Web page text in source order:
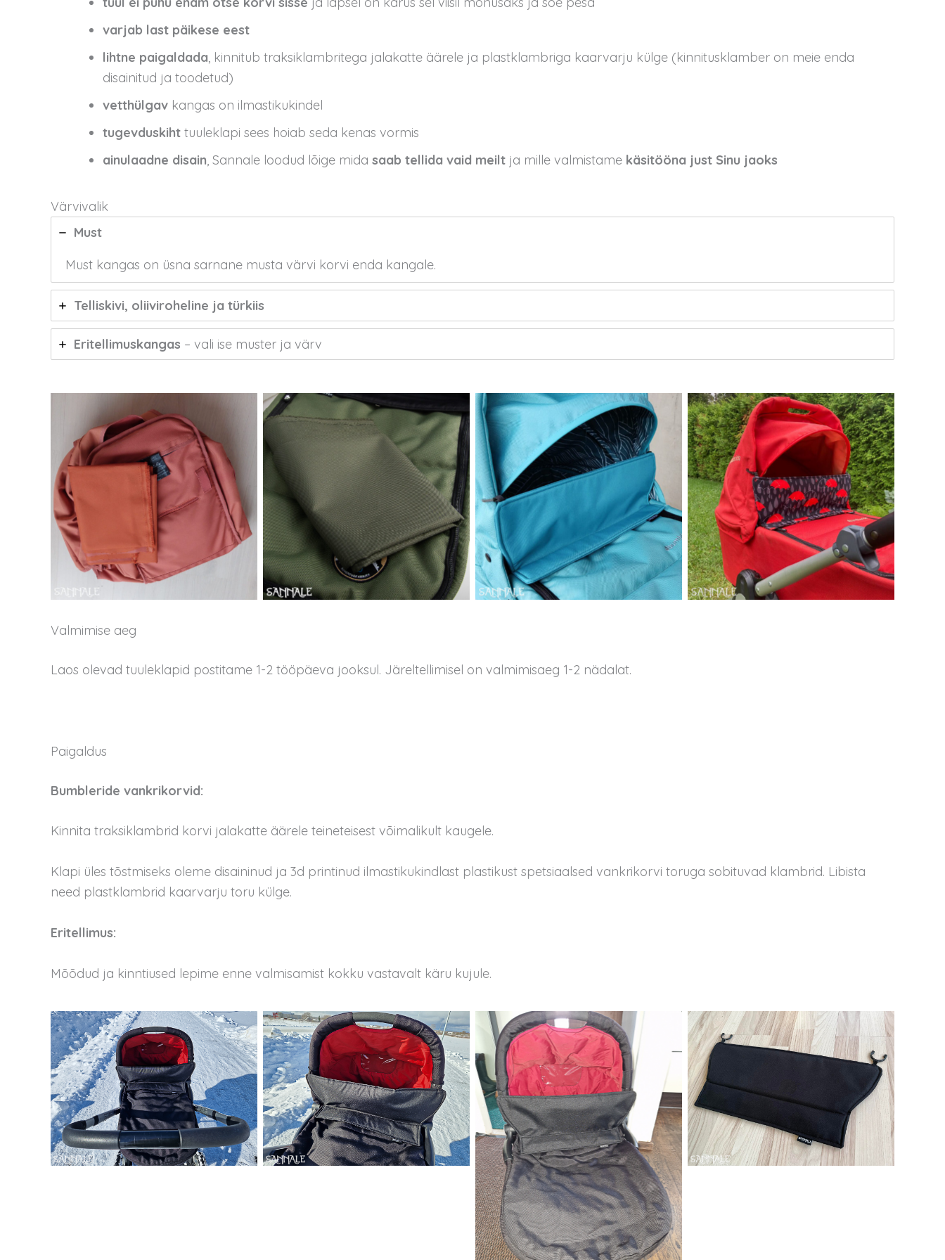
varjab last päikese eest
lihtne paigaldada, kinnitub traksiklambritega jalakatte äärele ja plastklambriga kaarvarju külge (kinnitusklamber on meie enda
disainitud ja toodetud)
vetthülgav kangas on ilmastikukindel
tugevduskiht tuuleklapi sees hoiab seda kenas vormis
ainulaadne disain, Sannale loodud lõige mida saab tellida vaid meilt ja mille valmistame käsitööna just Sinu jaoks
Värvivalik
Must
Must kangas on üsna sarnane musta värvi korvi enda kangale.
Telliskivi, oliiviroheline ja türkiis
Eritellimuskangas – vali ise muster ja värv
Telliskivi Oliiviroheline
Eritellimusel saad valida värvi ja
mustri ise
Valmimise aeg
Laos olevad tuuleklapid postitame 1-2 tööpäeva jooksul. Järeltellimisel on valmimisaeg 1-2 nädalat.
Paigaldus
Bumbleride vankrikorvid:
Kinnita traksiklambrid korvi jalakatte äärele teineteisest võimalikult kaugele.
Klapi üles tõstmiseks oleme disaininud ja 3d printinud ilmastikukindlast plastikust spetsiaalsed vankrikorvi toruga sobituvad klambrid. Libista
need plastklambrid kaarvarju toru külge.
Eritellimus:
Mõõdud ja kinntiused lepime enne valmisamist kokku vastavalt käru kujule.